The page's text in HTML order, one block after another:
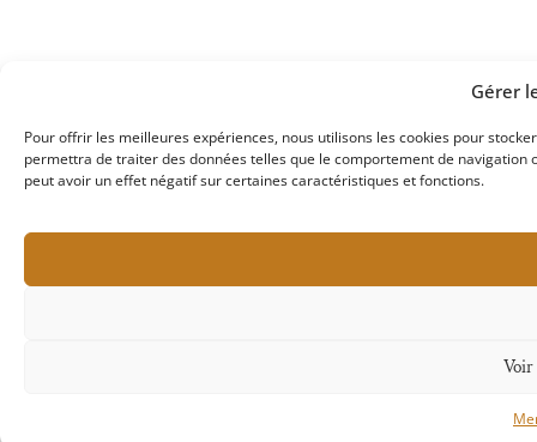
Gérer
Pour offrir les meilleures expériences, nous utilisons les cookies pour
permettra de traiter des données telles que le comportement de
peut avoir un effet négatif sur certaines caractéristiques et fonctions.
Voir